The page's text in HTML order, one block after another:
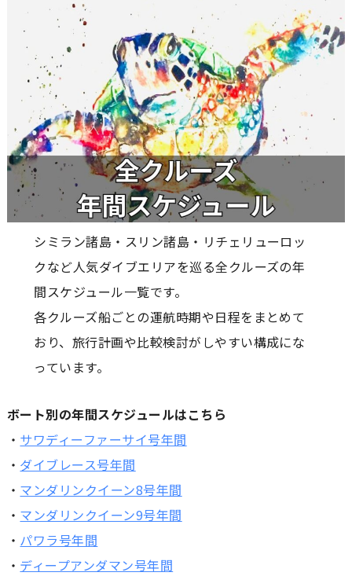
シミラン諸島・スリン諸島・リチェリューロッ
クなど人気ダイブエリアを巡る全クルーズの年
間スケジュール一覧です。
各クルーズ船ごとの運航時期や日程をまとめて
おり、旅行計画や比較検討がしやすい構成にな
っています。
ボート別の年間スケジュールはこちら
・ サワディーファーサイ号年間
・ ダイブレース号年間
・ マンダリンクイーン8号年間
・ マンダリンクイーン9号年間
・ パワラ号年間
・ ディープアンダマン号年間